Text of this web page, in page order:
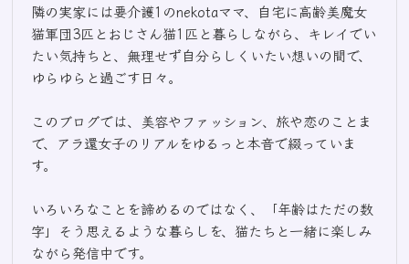
隣の実家には要介護1のnekotaママ、自宅に高齢美魔女
猫軍団3匹とおじさん猫1匹と暮らしながら、キレイでい
たい気持ちと、無理せず自分らしくいたい想いの間で、
ゆらゆらと過ごす日々。
このブログでは、美容やファッション、旅や恋のことま
で、アラ還女子のリアルをゆるっと本音で綴っていま
す。
いろいろなことを諦めるのではなく、「年齢はただの数
字」そう思えるような暮らしを、猫たちと一緒に楽しみ
ながら発信中です。